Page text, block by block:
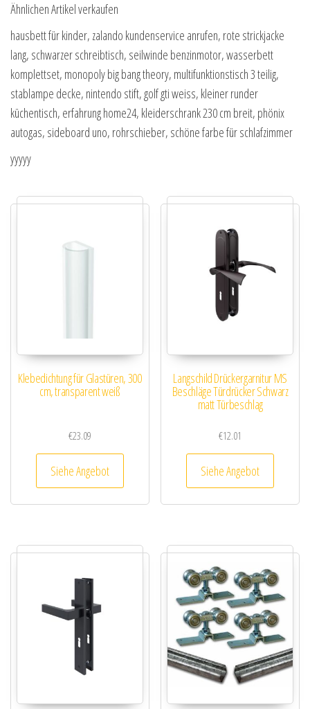
Ähnlichen Artikel verkaufen
hausbett für kinder, zalando kundenservice anrufen, rote strickjacke
lang, schwarzer schreibtisch, seilwinde benzinmotor, wasserbett
komplettset, monopoly big bang theory, multifunktionstisch 3 teilig,
stablampe decke, nintendo stift, golf gti weiss, kleiner runder
küchentisch, erfahrung home24, kleiderschrank 230 cm breit, phönix
autogas, sideboard uno, rohrschieber, schöne farbe für schlafzimmer
yyyyy
Klebedichtung für Glastüren, 300
cm, transparent weiß
€23.09
Siehe Angebot
Langschild Drückergarnitur MS
Beschläge Türdrücker Schwarz
matt Türbeschlag
€12.01
Siehe Angebot